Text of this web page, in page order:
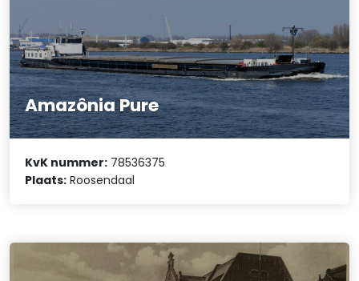
Amazônia Pure
KvK nummer: 78536375
Plaats: Roosendaal